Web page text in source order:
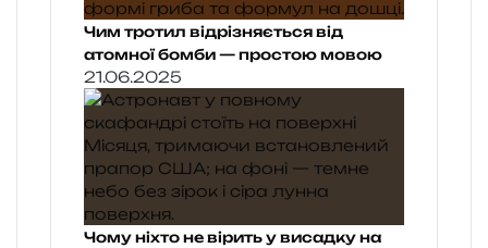
Чим тротил відрізняється від
атомної бомби — простою мовою
21.06.2025
Чому ніхто не вірить у висадку на